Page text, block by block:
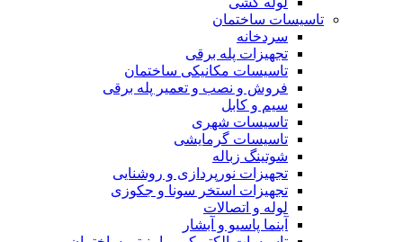
تاسیسات ساختمان
سردخانه
تجهیزات پله برقی
تاسیسات مکانیکی ساختمان
فروش و نصب و تعمیر پله برقی
سیم و کابل
تاسیسات شهری
تاسیسات گرمایشی
شوتینگ زباله
تجهیزات نورپردازی و روشنایی
تجهیزات استخر سونا و جکوزی
لوله و اتصالات
آبنما پاسیو و آبشار